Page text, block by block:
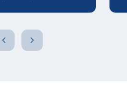
chevron_left chevron_right